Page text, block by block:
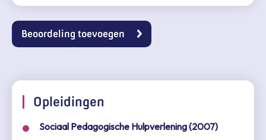
Beoordeling toevoegen
Opleidingen
Sociaal Pedagogische Hulpverlening (2007)